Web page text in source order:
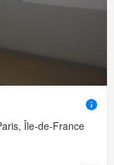
Île-de-France